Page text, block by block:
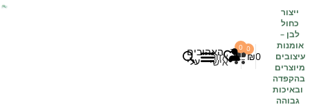
ייצור
כחול
לבן –
אומנות
עיצובים
מיוצרים
בהקפדה
ובאיכות
גבוהה
₪0
0 האהובים
עלי
0
אזור
אישי